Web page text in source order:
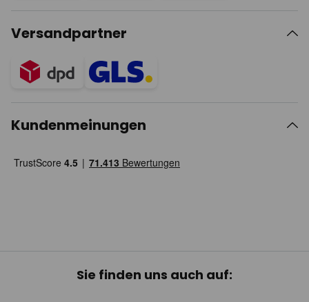
Versandpartner
Kundenmeinungen
Sie finden uns auch auf: